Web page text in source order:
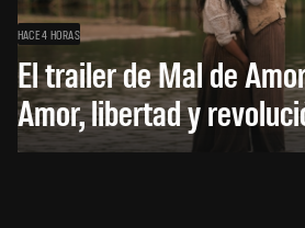
HACE 4 HORAS
El trailer de Mal de
Amor, libertad y